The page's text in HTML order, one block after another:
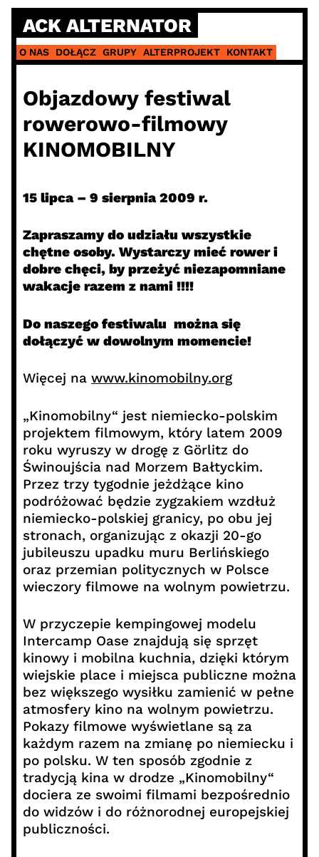
Skip
content
ACK ALTERNATOR
O NAS DOŁĄCZ GRUPY ALTERPROJEKT KONTAKT
Objazdowy festiwal
rowerowo-filmowy
KINOMOBILNY
15 lipca – 9 sierpnia 2009 r.
Zapraszamy do udziału wszystkie
chętne osoby. Wystarczy mieć rower i
dobre chęci, by przeżyć niezapomniane
wakacje razem z nami !!!!
Do naszego festiwalu można się
dołączyć w dowolnym momencie!
Więcej na www.kinomobilny.org
„Kinomobilny“ jest niemiecko-polskim
projektem filmowym, który latem 2009
roku wyruszy w drogę z Görlitz do
Świnoujścia nad Morzem Bałtyckim.
Przez trzy tygodnie jeżdżące kino
podróżować będzie zygzakiem wzdłuż
niemiecko-polskiej granicy, po obu jej
stronach, organizując z okazji 20-go
jubileuszu upadku muru Berlińskiego
oraz przemian politycznych w Polsce
wieczory filmowe na wolnym powietrzu.
W przyczepie kempingowej modelu
Intercamp Oase znajdują się sprzęt
kinowy i mobilna kuchnia, dzięki którym
wiejskie place i miejsca publiczne można
bez większego wysiłku zamienić w pełne
atmosfery kino na wolnym powietrzu.
Pokazy filmowe wyświetlane są za
każdym razem na zmianę po niemiecku i
po polsku. W ten sposób zgodnie z
tradycją kina w drodze „Kinomobilny“
dociera ze swoimi filmami bezpośrednio
do widzów i do różnorodnej europejskiej
publiczności.